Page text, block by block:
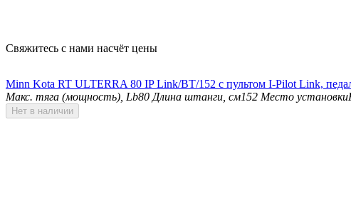
Свяжитесь с нами насчёт цены
Minn Kota RT ULTERRA 80 IP Link/BT/152 с пультом I-Pilot Link,
Макс. тяга (мощность), Lb80 Длина штанги, см152 Место установки
Нет в наличии